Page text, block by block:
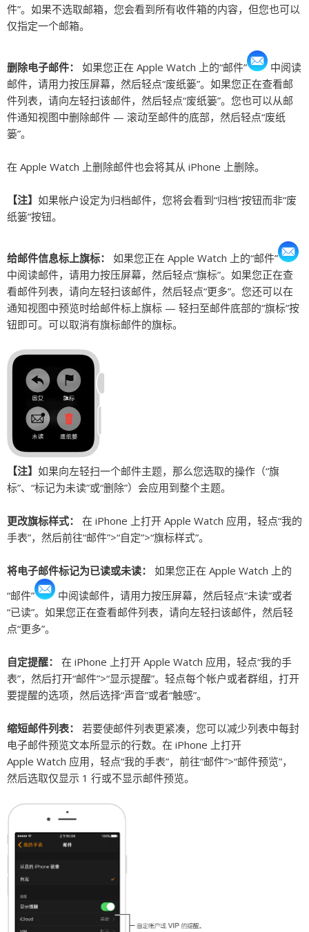
件”。如果不选取邮箱，您会看到所有收件箱的内容，但您也可以
仅指定一个邮箱。
删除电子邮件： 如果您正在 Apple Watch 上的“邮件”
中阅读
邮件，请用力按压屏幕，然后轻点“废纸篓”。如果您正在查看邮
件列表，请向左轻扫该邮件，然后轻点“废纸篓”。您也可以从邮
件通知视图中删除邮件 — 滚动至邮件的底部，然后轻点“废纸
篓”。
在 Apple Watch 上删除邮件也会将其从 iPhone 上删除。
【注】 如果帐户设定为归档邮件，您将会看到“归档”按钮而非“废
纸篓”按钮。
给邮件信息标上旗标： 如果您正在 Apple Watch 上的“邮件”
中阅读邮件，请用力按压屏幕，然后轻点“旗标”。如果您正在查
看邮件列表，请向左轻扫该邮件，然后轻点“更多”。您还可以在
通知视图中预览时给邮件标上旗标 — 轻扫至邮件底部的“旗标”按
钮即可。可以取消有旗标邮件的旗标。
【注】 如果向左轻扫一个邮件主题，那么您选取的操作（“旗
标”、“标记为未读”或“删除”）会应用到整个主题。
更改旗标样式： 在 iPhone 上打开 Apple Watch 应用，轻点“我的
手表”，然后前往“邮件”>“自定”>“旗标样式”。
将电子邮件标记为已读或未读： 如果您正在 Apple Watch 上的
“邮件”
中阅读邮件，请用力按压屏幕，然后轻点“未读”或者
“已读”。如果您正在查看邮件列表，请向左轻扫该邮件，然后轻
点“更多”。
自定提醒： 在 iPhone 上打开 Apple Watch 应用，轻点“我的手
表”，然后打开“邮件”>“显示提醒”。轻点每个帐户或者群组，打开
要提醒的选项，然后选择“声音”或者“触感”。
缩短邮件列表： 若要使邮件列表更紧凑，您可以减少列表中每封
电子邮件预览文本所显示的行数。在 iPhone 上打开
Apple Watch 应用，轻点“我的手表”，前往“邮件”>“邮件预览”，
然后选取仅显示 1 行或不显示邮件预览。